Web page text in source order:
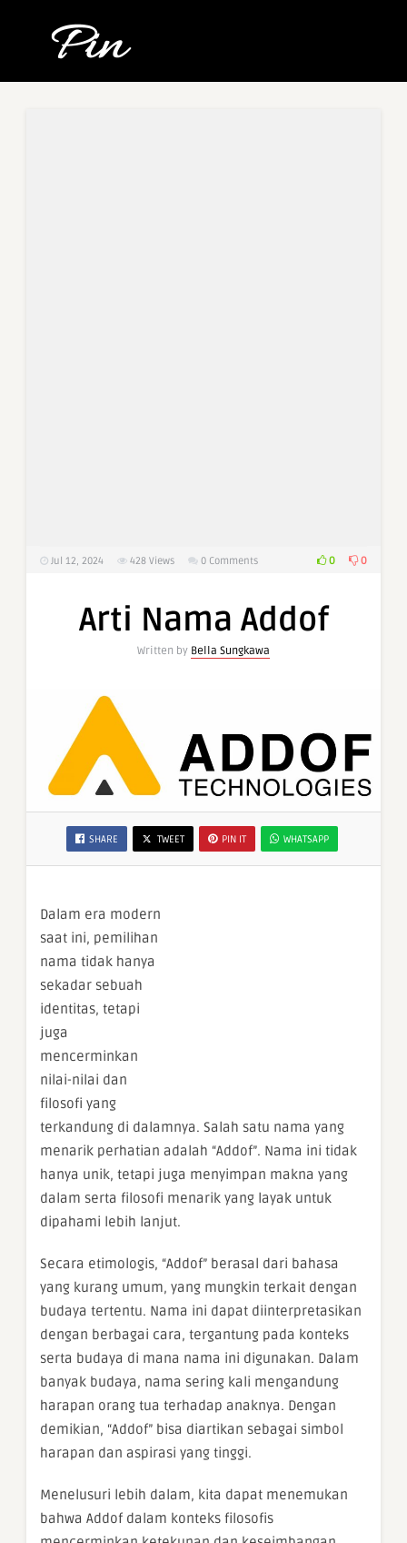
Jul 12, 2024 428 Views 0 Comments 0 0
Arti Nama Addof
Written by Bella Sungkawa
SHARE TWEET PIN IT WHATSAPP
Dalam era modern
saat ini, pemilihan
nama tidak hanya
sekadar sebuah
identitas, tetapi
juga
mencerminkan
nilai-nilai dan
filosofi yang
terkandung di dalamnya. Salah satu nama yang
menarik perhatian adalah “Addof”. Nama ini tidak
hanya unik, tetapi juga menyimpan makna yang
dalam serta filosofi menarik yang layak untuk
dipahami lebih lanjut.
Secara etimologis, “Addof” berasal dari bahasa
yang kurang umum, yang mungkin terkait dengan
budaya tertentu. Nama ini dapat diinterpretasikan
dengan berbagai cara, tergantung pada konteks
serta budaya di mana nama ini digunakan. Dalam
banyak budaya, nama sering kali mengandung
harapan orang tua terhadap anaknya. Dengan
demikian, “Addof” bisa diartikan sebagai simbol
harapan dan aspirasi yang tinggi.
Menelusuri lebih dalam, kita dapat menemukan
bahwa Addof dalam konteks filosofis